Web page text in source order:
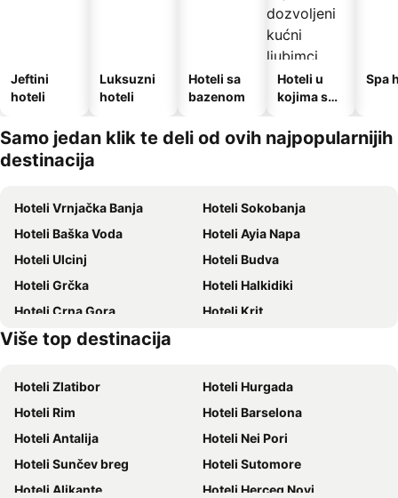
Jeftini
hoteli
Luksuzni
hoteli
Hoteli sa
bazenom
Hoteli u
kojima su
kućni
ljubimci
Spa
Samo jedan klik te deli od ovih najpopularnijih
destinacija
Hoteli Vrnjačka Banja
Hoteli Sokobanja
Hoteli Baška Voda
Hoteli Ayia Napa
Hoteli Ulcinj
Hoteli Budva
Hoteli Grčka
Hoteli Halkidiki
Hoteli Crna Gora
Hoteli Krit
Hoteli Majorka
Više top destinacija
Hoteli Zlatibor
Hoteli Hurgada
Hoteli Rim
Hoteli Barselona
Hoteli Antalija
Hoteli Nei Pori
Hoteli Sunčev breg
Hoteli Sutomore
Hoteli Alikante
Hoteli Herceg Novi